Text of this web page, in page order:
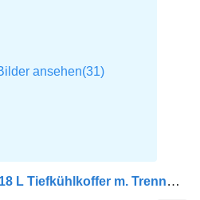
Mercedes-Benz Atego 818 L Tiefkühlkoffer m. Trennwand, Thermok T 800, LBW